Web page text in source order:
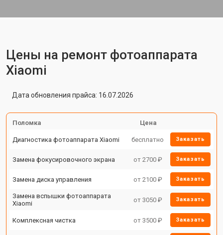
Цены на ремонт фотоаппарата
Xiaomi
Дата обновления прайса: 16.07.2026
Поломка Цена
Диагностика фотоаппарата Xiaomi бесплатно Заказать
Замена фокусировочного экрана от 2700 ₽ Заказать
Замена диска управления от 2100 ₽ Заказать
Замена вспышки фотоаппарата
Xiaomi
от 3050 ₽ Заказать
Комплексная чистка от 3500 ₽ Заказать